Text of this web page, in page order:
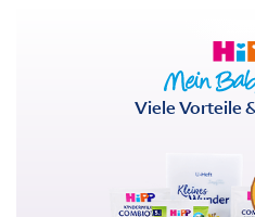
Viele Vorteile